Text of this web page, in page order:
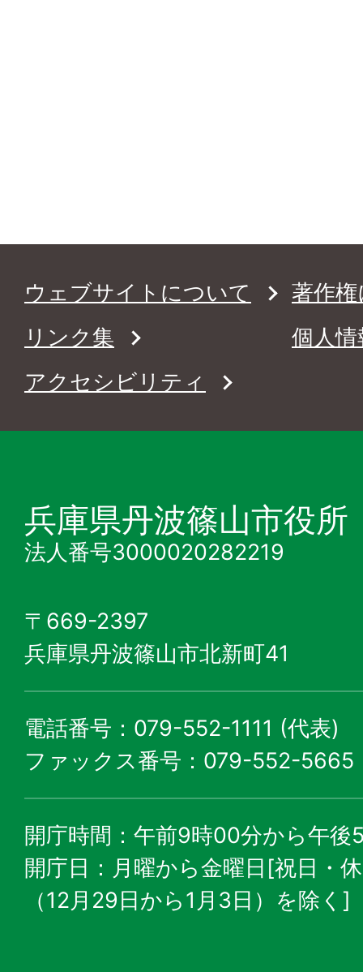
ウェブサイトについて
著作
リンク集
個人
アクセシビリティ
兵庫県丹波篠山市役所
法人番号3000020282219
〒669-2397
兵庫県丹波篠山市北新町41
電話番号：079-552-1111 (代表)
ファックス番号：079-552-5665
開庁時間：午前9時00分から午後
開庁日：月曜から金曜日[祝日・
（12月29日から1月3日）を除く]